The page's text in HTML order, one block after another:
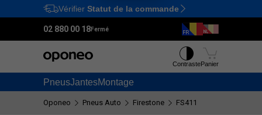
Ctrl M
Vérifier Statut de la commande
02 880 00 18Fermé
PneusJantesMontage
ContrastePanier
Oponeo Pneus Auto Firestone FS411